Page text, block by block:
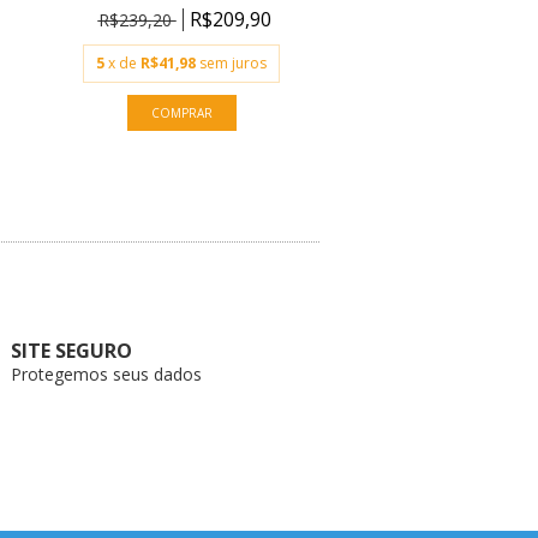
R$239,20
R$209,90
5x de R$41,98 sem juros
SITE SEGURO
Protegemos seus dados